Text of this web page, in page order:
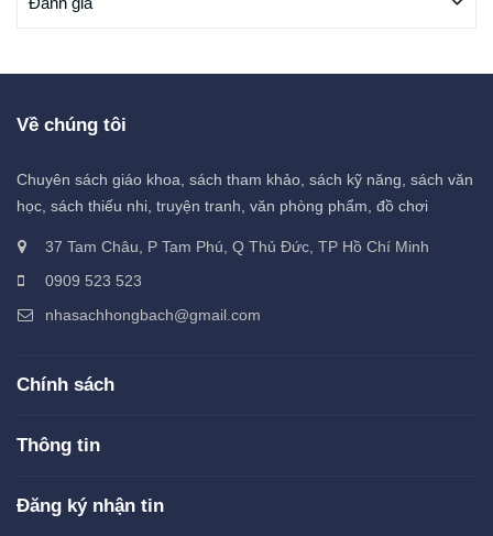
Về chúng tôi
Chuyên sách giáo khoa, sách tham khảo, sách kỹ năng, sách văn
học, sách thiếu nhi, truyện tranh, văn phòng phẩm, đồ chơi
37 Tam Châu, P Tam Phú, Q Thủ Đức, TP Hồ Chí Minh
0909 523 523
nhasachhongbach@gmail.com
Chính sách
Thông tin
Đăng ký nhận tin